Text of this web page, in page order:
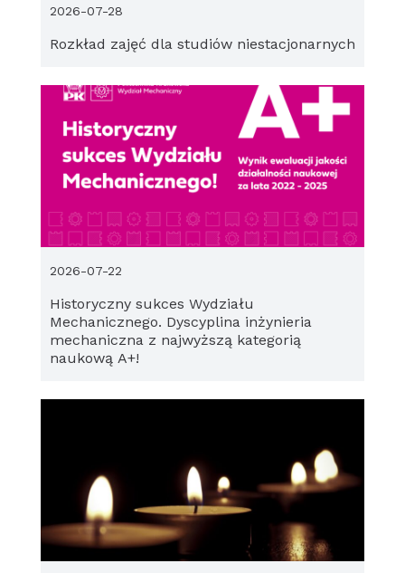
Rozkład zajęć dla studiów niestacjonarnych
2026-07-28
Historyczny sukces Wydziału
Mechanicznego. Dyscyplina inżynieria
mechaniczna z najwyższą kategorią
naukową A+!
2026-07-22